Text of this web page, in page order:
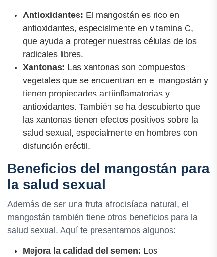
Antioxidantes: El mangostán es rico en
antioxidantes, especialmente en vitamina C,
que ayuda a proteger nuestras células de los
radicales libres.
Xantonas: Las xantonas son compuestos
vegetales que se encuentran en el mangostán y
tienen propiedades antiinflamatorias y
antioxidantes. También se ha descubierto que
las xantonas tienen efectos positivos sobre la
salud sexual, especialmente en hombres con
disfunción eréctil.
Beneficios del mangostán para
la salud sexual
Además de ser una fruta afrodisíaca natural, el
mangostán también tiene otros beneficios para la
salud sexual. Aquí te presentamos algunos:
Mejora la calidad del semen: Los